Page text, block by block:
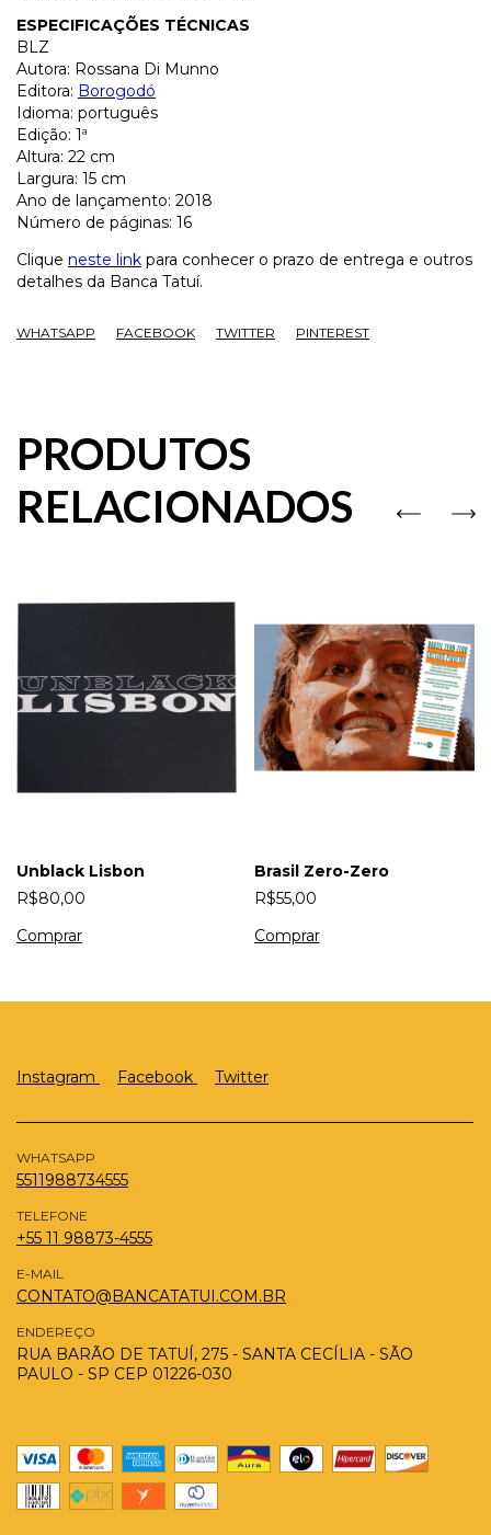
ESPECIFICAÇÕES TÉCNICAS
BLZ
Autora: Rossana Di Munno
Editora: Borogodó
Idioma: português
Edição: 1ª
Altura: 22 cm
Largura: 15 cm
Ano de lançamento: 2018
Número de páginas: 16
Clique neste link para conhecer o prazo de entrega e outros
detalhes da Banca Tatuí.
WHATSAPP FACEBOOK TWITTER PINTEREST
PRODUTOS
RELACIONADOS
Unblack Lisbon
R$80,00
Brasil Zero-Zero
R$55,00
Instagram Facebook Twitter
WHATSAPP
5511988734555
TELEFONE
+55 11 98873-4555
E-MAIL
CONTATO@BANCATATUI.COM.BR
ENDEREÇO
RUA BARÃO DE TATUÍ, 275 - SANTA CECÍLIA - SÃO
PAULO - SP CEP 01226-030